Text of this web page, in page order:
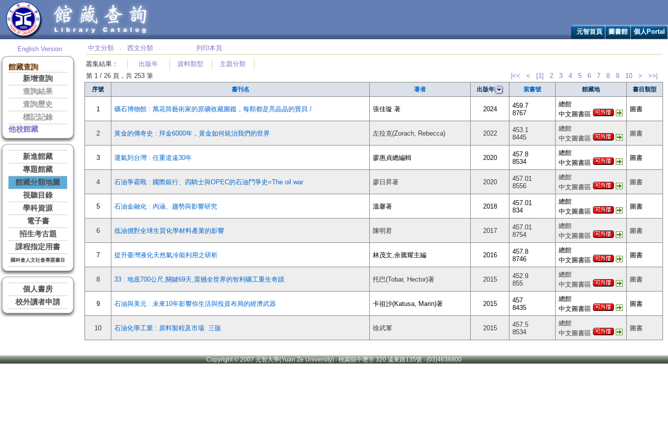
元智首頁 圖書館 個人Portal
English Version
館藏查詢
新增查詢
查詢結果
查詢歷史
標記記錄
他校館藏
新進館藏
專題館藏
館藏分類地圖
視聽目錄
學科資源
電子書
招生考古題
課程指定用書
國科會人文社會專題書目
個人書房
校外讀者申請
中文分類 ‧ 西文分類 ‧ 列印本頁
叢集結果 ： 出版年 資料類型
主題分類
第 1 / 26 頁，共 253 筆
|<< < [1] 2 3 4 5 6 7 8 9 10 > >>|
序號 書刊名 著者 出版年 索書號 館藏地 書目類型
1 礦石博物館 : 萬花筒藝術家的原礦收藏圖鑑，每顆都是亮晶晶的寶貝 / 張佳璇 著 2024
459.7
8767
總館
中文圖書區
圖書
2 黃金的傳奇史 : 拜金6000年，黃金如何統治我們的世界 左拉克(Zorach, Rebecca) 2022
453.1
8445
總館
中文圖書區
圖書
3 運氣到台灣 : 任重道遠30年 廖惠貞總編輯 2020
457.8
8534
總館
中文圖書區
圖書
4 石油爭霸戰 : 國際銀行、四騎士與OPEC的石油鬥爭史=The oil war 廖日昇著 2020
457.01
8556
總館
中文圖書區
圖書
5 石油金融化 : 內涵、趨勢與影響研究 溫馨著 2018
457.01
834
總館
中文圖書區
圖書
6 低油價對全球生質化學材料產業的影響 陳明君 2017
457.01
8754
總館
中文圖書區
圖書
7 提升臺灣液化天然氣冷能利用之研析 林茂文,余騰耀主編 2016
457.8
8746
總館
中文圖書區
圖書
8 33 : 地底700公尺,關鍵69天,震撼全世界的智利礦工重生奇蹟 托巴(Tobar, Hector)著 2015
452.9
855
總館
中文圖書區
圖書
9 石油與美元 : 未來10年影響你生活與投資布局的經濟武器 卡祖沙(Katusa, Marin)著 2015
457
8435
總館
中文圖書區
圖書
10 石油化學工業 : 原料製程及市場. 三版 徐武軍 2015
457.5
8534
總館
中文圖書區
圖書
Copyright © 2007 元智大學(Yuan Ze University) ‧ 桃園縣中壢市 320 遠東路135號 ‧ (03)4638800